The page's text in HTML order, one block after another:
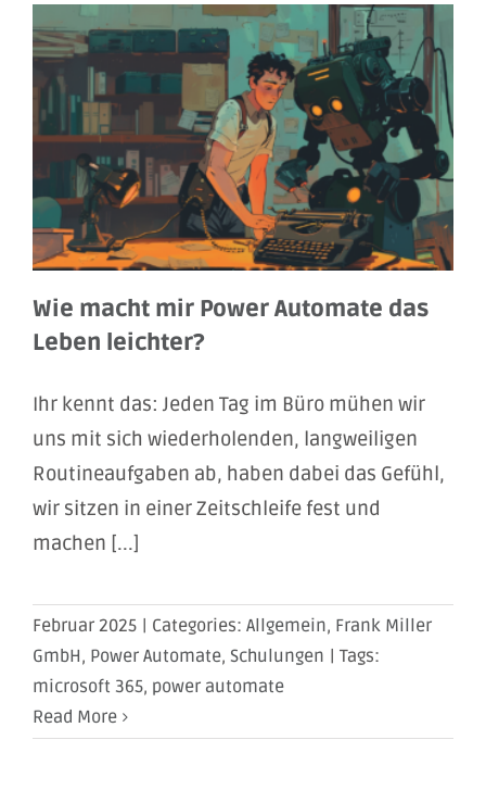
Wie macht mir Power Automate das
Leben leichter?
Ihr kennt das: Jeden Tag im Büro mühen wir
uns mit sich wiederholenden, langweiligen
Routineaufgaben ab, haben dabei das Gefühl,
wir sitzen in einer Zeitschleife fest und
machen [...]
Februar 2025 | Categories: Allgemein, Frank Miller
GmbH, Power Automate, Schulungen | Tags:
microsoft 365, power automate
Read More